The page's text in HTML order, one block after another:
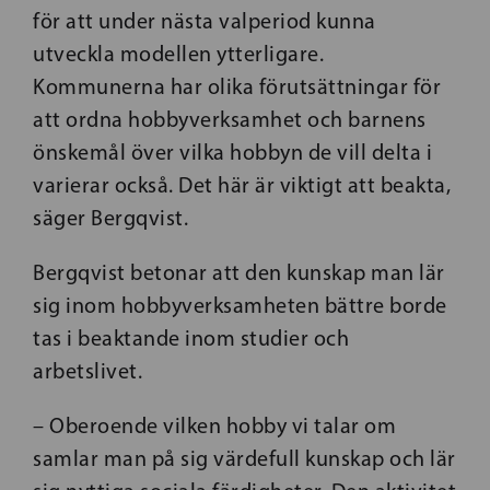
för att under nästa valperiod kunna
utveckla modellen ytterligare.
Kommunerna har olika förutsättningar för
att ordna hobbyverksamhet och barnens
önskemål över vilka hobbyn de vill delta i
varierar också. Det här är viktigt att beakta,
säger Bergqvist.
Bergqvist betonar att den kunskap man lär
sig inom hobbyverksamheten bättre borde
tas i beaktande inom studier och
arbetslivet.
– Oberoende vilken hobby vi talar om
samlar man på sig värdefull kunskap och lär